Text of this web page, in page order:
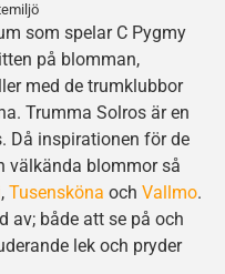
som spelar C Pygmy
på blomman,
med de trumklubbor
Trumma Solros är en
Då inspirationen för de
välkända blommor så
, Tusensköna och Vallmo.
av; både att se på och
lek och pryder